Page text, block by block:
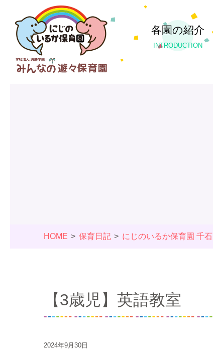
各園の紹介
INTRODUCTION
HOME 保育日記 にじのいるか保育園 千石
【3歳児】英語教室
2024年9月30日